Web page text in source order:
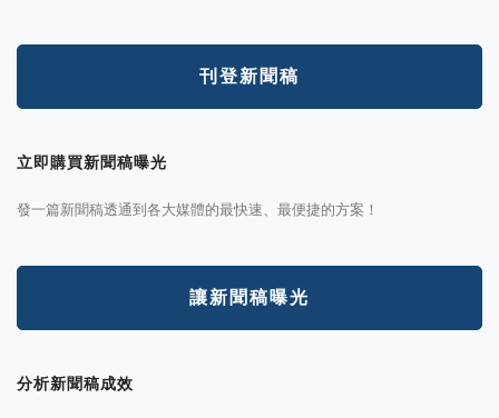
刊登新聞稿
立即購買新聞稿曝光
發一篇新聞稿透通到各大媒體的最快速、最便捷的方案！
讓新聞稿曝光
分析新聞稿成效